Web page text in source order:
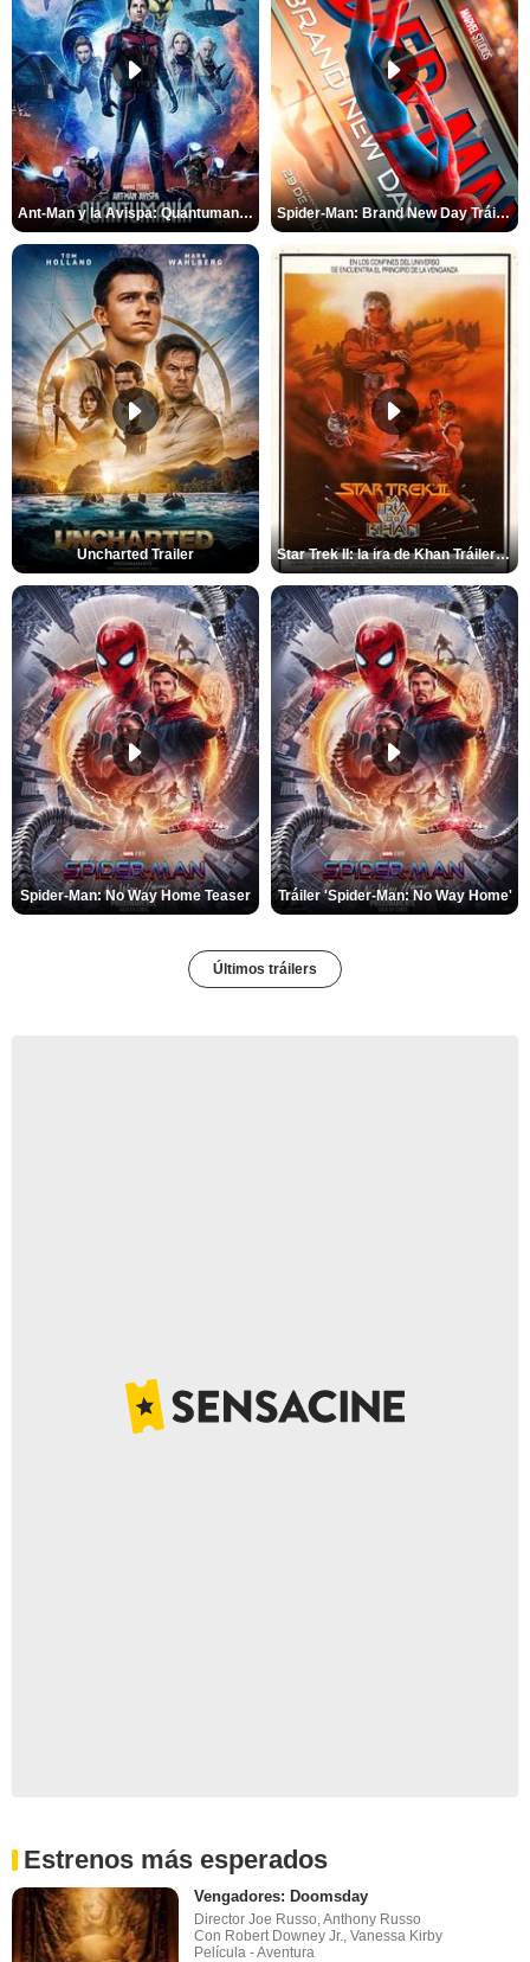
Ant-Man y la Avispa: Quantumanía Tráiler (2) Spider-Man: Brand New Day Tráiler (3)
Uncharted Trailer Star Trek II: la ira de Khan Tráiler VO
Spider-Man: No Way Home Teaser Tráiler 'Spider-Man: No Way Home'
Últimos tráilers
Estrenos más esperados
Vengadores: Doomsday
Director Joe Russo, Anthony Russo
Con Robert Downey Jr., Vanessa Kirby
Película - Aventura